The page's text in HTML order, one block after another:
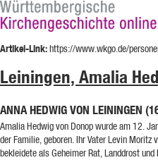
Artikel-Link:https://www.wkgo.de/
Leiningen, Amalia
ANNA HEDWIG VON LEININGEN
Amalia Hedwig von Donop wurde am 12.
der Familie, geboren. Ihr Vater Levin Moritz
bekleidete als Geheimer Rat, Landdrost